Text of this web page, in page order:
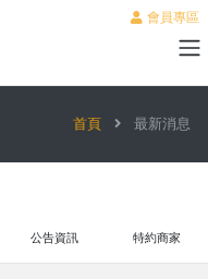
會員專區
首頁 最新消息
公告資訊 特約商家